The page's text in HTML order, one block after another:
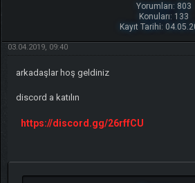
Yorumları: 803
Konuları: 133
Kayıt Tarihi:
03.04.2019, 09:40
arkadaşlar hoş geldiniz
discord a katılın
https://discord.gg/26rffCU